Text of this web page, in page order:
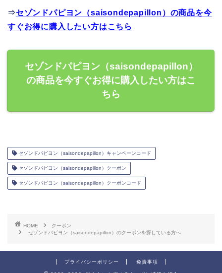
⇒セゾンドパピヨン（saisondepapillon）の商品を今
すぐお得に購入したい方はこちら
セゾンドパピヨン（saisondepapillon）
の商品を今すぐお得に購入したい方はこ
ちら
セゾンドパピヨン（saisondepapillon）キャンペーンコード
セゾンドパピヨン（saisondepapillon）クーポン
セゾンドパピヨン（saisondepapillon）クーポンコード
HOME
クーポン
セゾンドパピヨン（saisondepapillon）のクーポンを探している方へ
プライバシーポリシー 免責事項